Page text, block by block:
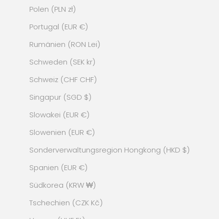
Polen (PLN zł)
Portugal (EUR €)
Rumänien (RON Lei)
Schweden (SEK kr)
Schweiz (CHF CHF)
Singapur (SGD $)
Slowakei (EUR €)
Slowenien (EUR €)
Sonderverwaltungsregion Hongkong (HKD $)
Spanien (EUR €)
Südkorea (KRW ₩)
Tschechien (CZK Kč)